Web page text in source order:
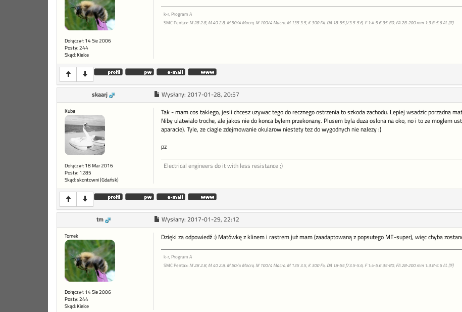
Dołączył: 14 Sie 2006
Posty: 244
Skąd: Kielce
k-r, Program A
SMC Pentax: M 28 2.8, M 40 2.8, M 50/4 Macro, M 100/4 Macro, M 135 3.5, K 300 F4, DA 18-55 f/3.5-5.6, F 1:4-5.6 35-80, FA 28-200 mm 1:3.8-5.6 AL (IF)
skaarj Wysłany: 2017-01-28, 20:57
Kuba
Dołączył: 18 Mar 2016
Posty: 1285
Skąd: skontowni (Gdańsk)
Tak - mam cos takiego, jesli chcesz uzywac tego do recznego ostrzenia to szkoda zachodu. Lepiej wsadzic porzadna
Niby ulatwialo troche, ale jakos nie do konca bylem przekonany. Plusem byla duza oslona na oko, no i to ze moglem
aparacie). Tyle, ze ciagle zdejmowanie okularow niestety tez do wygodnych nie nalezy :)
pz
Electrical engineers do it with less resistance ;)
tm Wysłany: 2017-01-29, 22:12
Tomek
Dołączył: 14 Sie 2006
Posty: 244
Skąd: Kielce
Dzięki za odpowiedź :) Matówkę z klinem i rastrem już mam (zaadaptowaną z popsutego ME-super), więc chyba
k-r, Program A
SMC Pentax: M 28 2.8, M 40 2.8, M 50/4 Macro, M 100/4 Macro, M 135 3.5, K 300 F4, DA 18-55 f/3.5-5.6, F 1:4-5.6 35-80, FA 28-200 mm 1:3.8-5.6 AL (IF)